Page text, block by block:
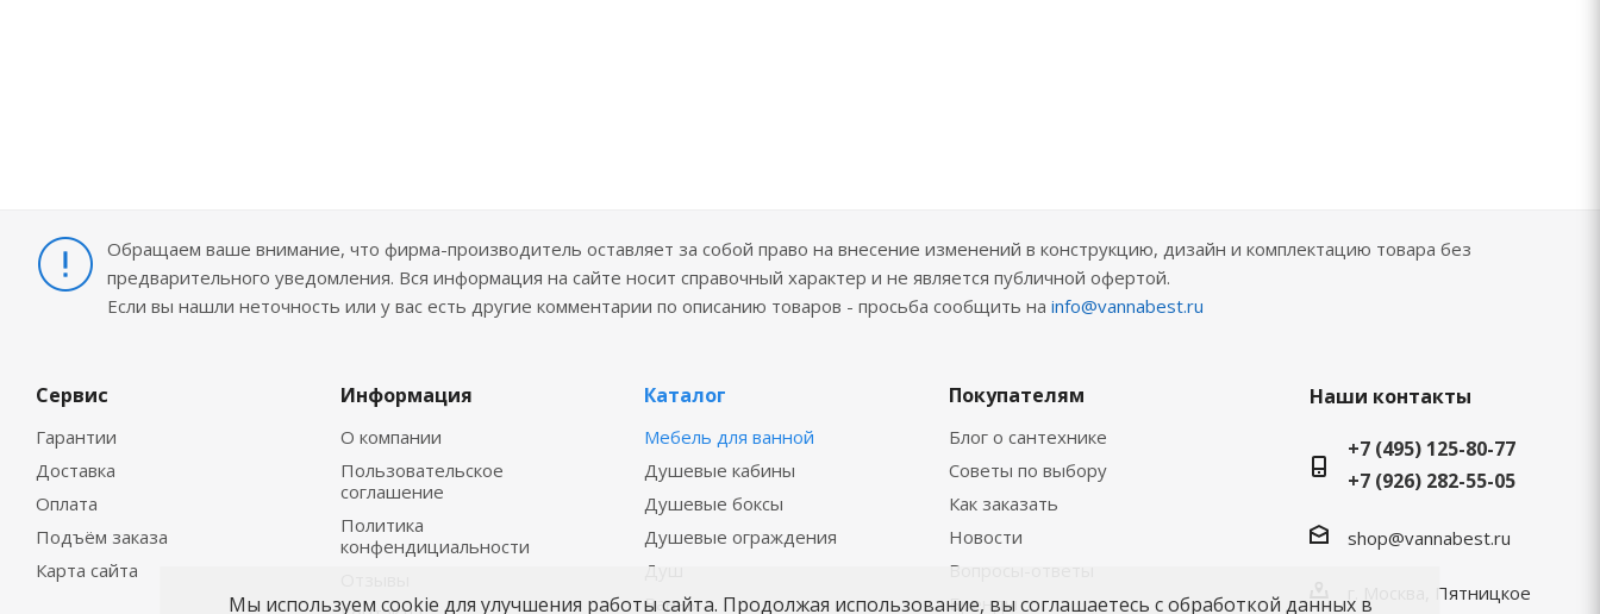
Обращаем ваше внимание, что фирма-производитель оставляет за собой право на внесение изменений в конструкцию, дизайн и комплектацию товара без
предварительного уведомления. Вся информация на сайте носит справочный характер и не является публичной офертой.
Если вы нашли неточность или у вас есть другие комментарии по описанию товаров - просьба сообщить на info@vannabest.ru
Сервис
Гарантии
Доставка
Оплата
Подъём заказа
Карта сайта
Информация
О компании
Пользовательское
соглашение
Политика
конфендициальности
Каталог
Мебель для ванной
Душевые кабины
Душевые боксы
Душевые ограждения
Душ
Ванны
Покупателям
Блог о сантехнике
Советы по выбору
Как заказать
Новости
Вопросы-ответы
Бренды
Наши контакты
+7 (495) 125-80-77
+7 (926) 282-55-05
shop@vannabest.ru
г. Москва, Пятницкое
Мы используем cookie для улучшения работы сайта. Продолжая использование, вы соглашаетесь с обработкой данных в